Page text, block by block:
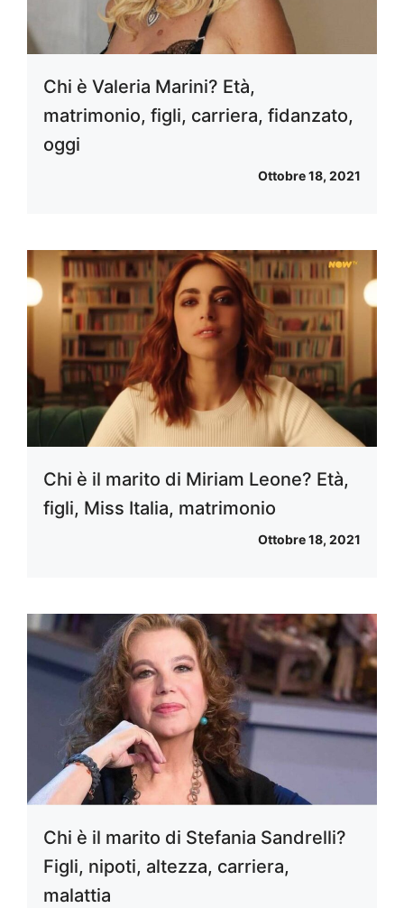
Chi è Valeria Marini? Età,
matrimonio, figli, carriera, fidanzato,
oggi
Ottobre 18, 2021
Chi è il marito di Miriam Leone? Età,
figli, Miss Italia, matrimonio
Ottobre 18, 2021
Chi è il marito di Stefania Sandrelli?
Figli, nipoti, altezza, carriera,
malattia